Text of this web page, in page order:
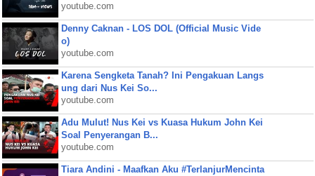
youtube.com
Denny Caknan - LOS DOL (Official Music Vide
o)
youtube.com
Karena Sengketa Tanah? Ini Pengakuan Langs
ung dari Nus Kei So...
youtube.com
Adu Mulut! Nus Kei vs Kuasa Hukum John Kei
Soal Penyerangan B...
youtube.com
Tiara Andini - Maafkan Aku #TerlanjurMencinta